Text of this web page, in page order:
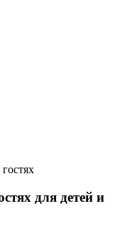
для детей и